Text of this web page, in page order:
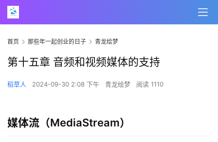
首页 那些年一起创业的日子 青龙绘梦
第十五章 音频和视频媒体的支持
稻草人 2024-09-30 2:08 下午 青龙绘梦 阅读 1110
媒体流（MediaStream）